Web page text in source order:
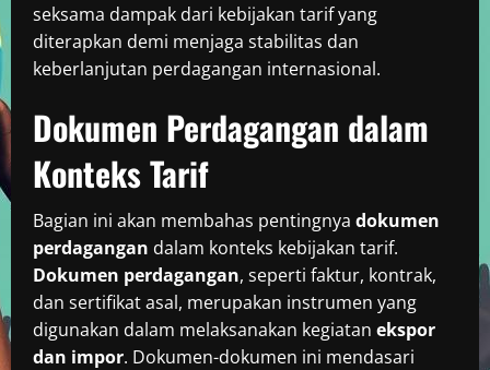
seksama dampak dari kebijakan tarif yang
diterapkan demi menjaga stabilitas dan
keberlanjutan perdagangan internasional.
Dokumen Perdagangan dalam
Konteks Tarif
Bagian ini akan membahas pentingnya dokumen
perdagangan dalam konteks kebijakan tarif.
Dokumen perdagangan, seperti faktur, kontrak,
dan sertifikat asal, merupakan instrumen yang
digunakan dalam melaksanakan kegiatan ekspor
dan impor. Dokumen-dokumen ini mendasari